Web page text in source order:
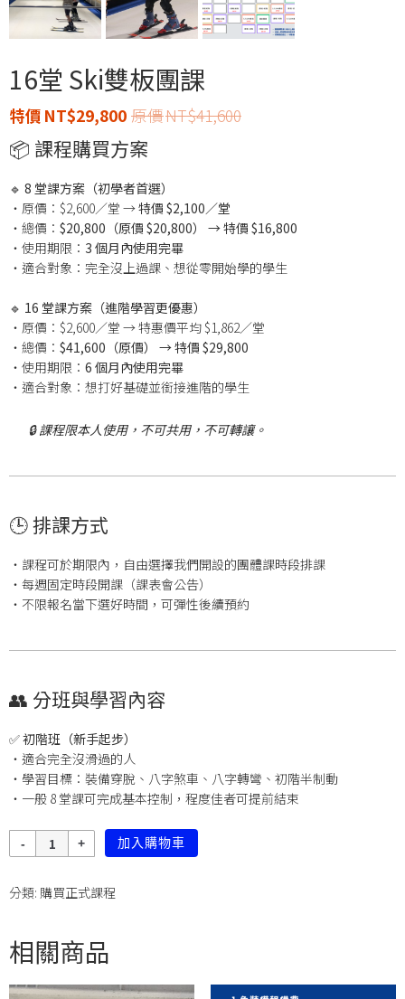
16堂 Ski雙板團課
NT$41,600
NT$29,800
📦 課程購買方案
🔹 8 堂課方案（初學者首選）
・原價：$2,600／堂 →特價 $2,100／堂
・總價： $20,800（原價 $20,800） → 特價 $16,800
・使用期限： 3 個月內使用完畢
・適合對象：完全沒上過課、想從零開始學的學生
🔹 16 堂課方案（進階學習更優惠）
・原價：$2,600／堂 → 特惠價平均 $1,862／堂
・總價： $41,600（原價） → 特價 $29,800
・使用期限： 6 個月內使用完畢
・適合對象：想打好基礎並銜接進階的學生
🔒課程限本人使用，不可共用，不可轉讓。
🕒排課方式
・課程可於期限內，自由選擇我們開設的團體課時段排課
・每週固定時段開課（課表會公告）
・不限報名當下選好時間，可彈性後續預約
👥 分班與學習內容
✅ 初階班（新手起步）
・適合完全沒滑過的人
・學習目標：裝備穿脫、八字煞車、八字轉彎、初階半制動
・一般 8 堂課可完成基本控制，程度佳者可提前結束
量
加入購物車
分類: 購買正式課程
相關商品